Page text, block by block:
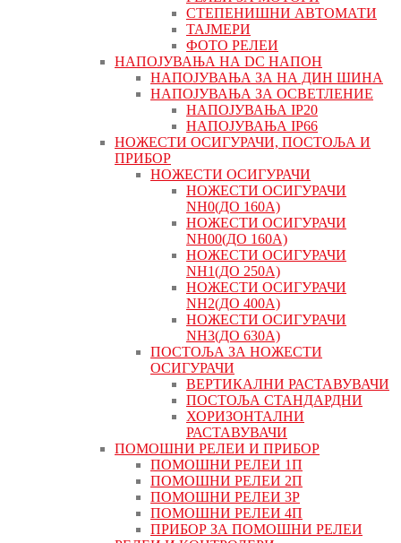
СТЕПЕНИШНИ АВТОМАТИ
ТАЈМЕРИ
ФОТО РЕЛЕИ
НАПОЈУВАЊА НА DC НАПОН
НАПОЈУВАЊА ЗА НА ДИН ШИНА
НАПОЈУВАЊА ЗА ОСВЕТЛЕНИЕ
НАПОЈУВАЊА IP20
НАПОЈУВАЊА IP66
НОЖЕСТИ ОСИГУРАЧИ, ПОСТОЉА И
ПРИБОР
НОЖЕСТИ ОСИГУРАЧИ
НОЖЕСТИ ОСИГУРАЧИ
NH0(ДО 160А)
НОЖЕСТИ ОСИГУРАЧИ
NH00(ДО 160А)
НОЖЕСТИ ОСИГУРАЧИ
NH1(ДО 250А)
НОЖЕСТИ ОСИГУРАЧИ
NH2(ДО 400А)
НОЖЕСТИ ОСИГУРАЧИ
NH3(ДО 630А)
ПОСТОЉА ЗА НОЖЕСТИ
ОСИГУРАЧИ
ВЕРТИКАЛНИ РАСТАВУВАЧИ
ПОСТОЉА СТАНДАРДНИ
ХОРИЗОНТАЛНИ
РАСТАВУВАЧИ
ПОМОШНИ РЕЛЕИ И ПРИБОР
ПОМОШНИ РЕЛЕИ 1П
ПОМОШНИ РЕЛЕИ 2П
ПОМОШНИ РЕЛЕИ 3P
ПОМОШНИ РЕЛЕИ 4П
ПРИБОР ЗА ПОМОШНИ РЕЛЕИ